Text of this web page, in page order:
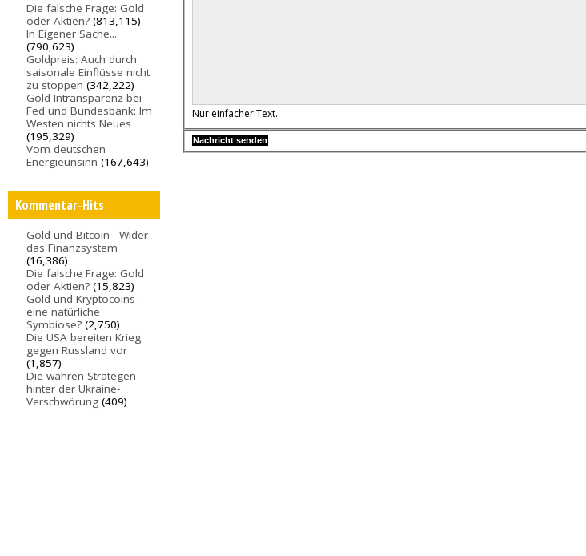
Die falsche Frage: Gold
oder Aktien? (813,115)
In Eigener Sache...
(790,623)
Goldpreis: Auch durch
saisonale Einflüsse nicht
zu stoppen (342,222)
Gold-Intransparenz bei
Fed und Bundesbank: Im
Westen nichts Neues
(195,329)
Vom deutschen
Energieunsinn (167,643)
Kommentar-Hits
Gold und Bitcoin - Wider
das Finanzsystem
(16,386)
Die falsche Frage: Gold
oder Aktien? (15,823)
Gold und Kryptocoins -
eine natürliche
Symbiose? (2,750)
Die USA bereiten Krieg
gegen Russland vor
(1,857)
Die wahren Strategen
hinter der Ukraine-
Verschwörung (409)
Nur einfacher Text.